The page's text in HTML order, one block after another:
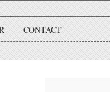
CONTACT